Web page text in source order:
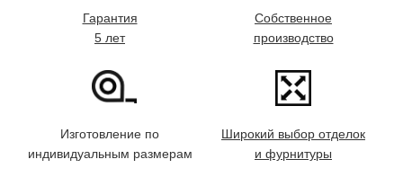
Гарантия
5 лет
Собственное
производство
Изготовление по
индивидуальным размерам
Широкий выбор отделок
и фурнитуры